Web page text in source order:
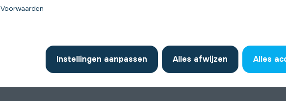
Voorwaarden
Instellingen aanpassen Alles afwijzen Alles